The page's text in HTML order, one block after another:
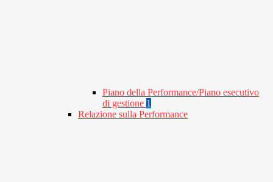
Piano della Performance/Piano esecutivo
di gestione 1
Relazione sulla Performance